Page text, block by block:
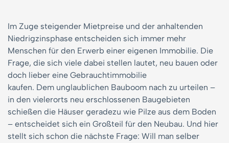
Im Zuge steigender Mietpreise und der anhaltenden
Niedrigzinsphase entscheiden sich immer mehr
Menschen für den Erwerb einer eigenen Immobilie. Die
Frage, die sich viele dabei stellen lautet, neu bauen oder
doch lieber eine Gebrauchtimmobilie
kaufen. Dem unglaublichen Bauboom nach zu urteilen –
in den vielerorts neu erschlossenen Baugebieten
schießen die Häuser geradezu wie Pilze aus dem Boden
– entscheidet sich ein Großteil für den Neubau. Und hier
stellt sich schon die nächste Frage: Will man selber